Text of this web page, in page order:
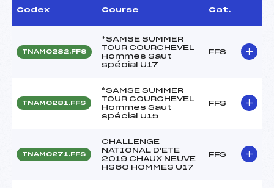
Codex Course Cat.
TNAM0282.FFS
*SAMSE SUMMER
TOUR COURCHEVEL
Hommes Saut
spécial U17
FFS
TNAM0281.FFS
*SAMSE SUMMER
TOUR COURCHEVEL
Hommes Saut
spécial U15
FFS
TNAM0271.FFS
CHALLENGE
NATIONAL D'ETE
2019 CHAUX NEUVE
HS60 HOMMES U17
FFS